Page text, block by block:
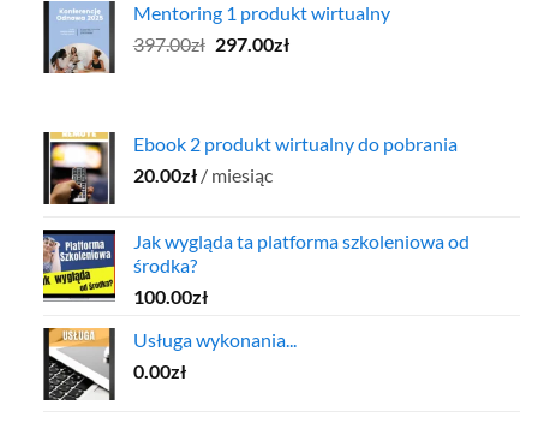
157.00zł.97.00zł.
Mentoring 1 produkt wirtualny
397.00zł Pierwotna
297.00złAktualna
Ebook 2 produkt wirtualny do pobrania
20.00zł / miesiąc
Jak wygląda ta platforma szkoleniowa od
środka?
100.00zł
Usługa wykonania...
0.00zł